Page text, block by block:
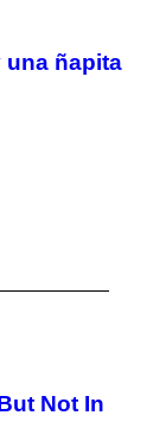
una ñapita
Not In